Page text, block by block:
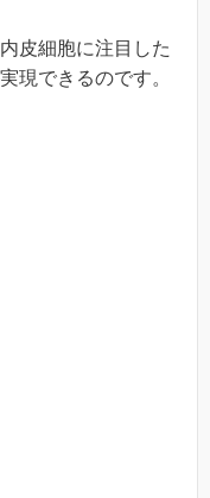
皮細胞に注目した
現できるのです。